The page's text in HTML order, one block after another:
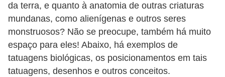
da terra, e quanto à anatomia de outras criaturas
mundanas, como alienígenas e outros seres
monstruosos? Não se preocupe, também há muito
espaço para eles! Abaixo, há exemplos de
tatuagens biológicas, os posicionamentos em tais
tatuagens, desenhos e outros conceitos.
e
e
e
r